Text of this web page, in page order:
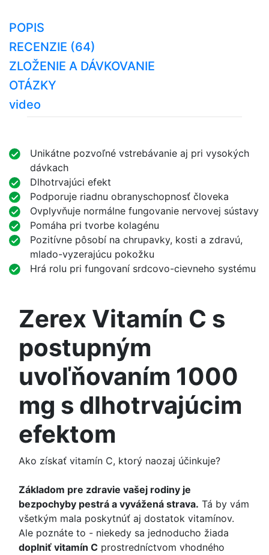
POPIS
RECENZIE (64)
ZLOŽENIE A DÁVKOVANIE
OTÁZKY
video
Unikátne pozvoľné vstrebávanie aj pri vysokých
dávkach
Dlhotrvajúci efekt
Podporuje riadnu obranyschopnosť človeka
Ovplyvňuje normálne fungovanie nervovej sústavy
Pomáha pri tvorbe kolagénu
Pozitívne pôsobí na chrupavky, kosti a zdravú,
mlado-vyzerajúcu pokožku
Hrá rolu pri fungovaní srdcovo-cievneho systému
Zerex Vitamín C s
postupným
uvoľňovaním 1000
mg s dlhotrvajúcim
efektom
Ako získať vitamín C, ktorý naozaj účinkuje?
Základom pre zdravie vašej rodiny je
bezpochyby pestrá a vyvážená strava. Tá by vám
všetkým mala poskytnúť aj dostatok vitamínov.
Ale poznáte to - niekedy sa jednoducho žiada
doplniť vitamín C prostredníctvom vhodného